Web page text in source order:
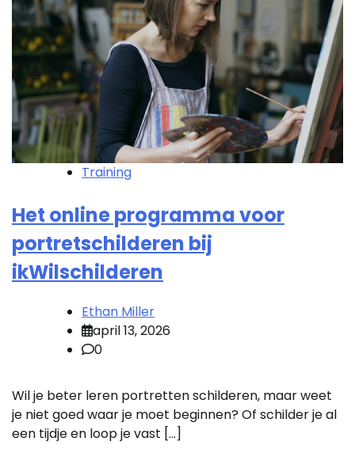
Training
Het online programma voor
portretschilderen bij
ikWilschilderen
Ethan Miller
april 13, 2026
0
Wil je beter leren portretten schilderen, maar weet
je niet goed waar je moet beginnen? Of schilder je al
een tijdje en loop je vast […]